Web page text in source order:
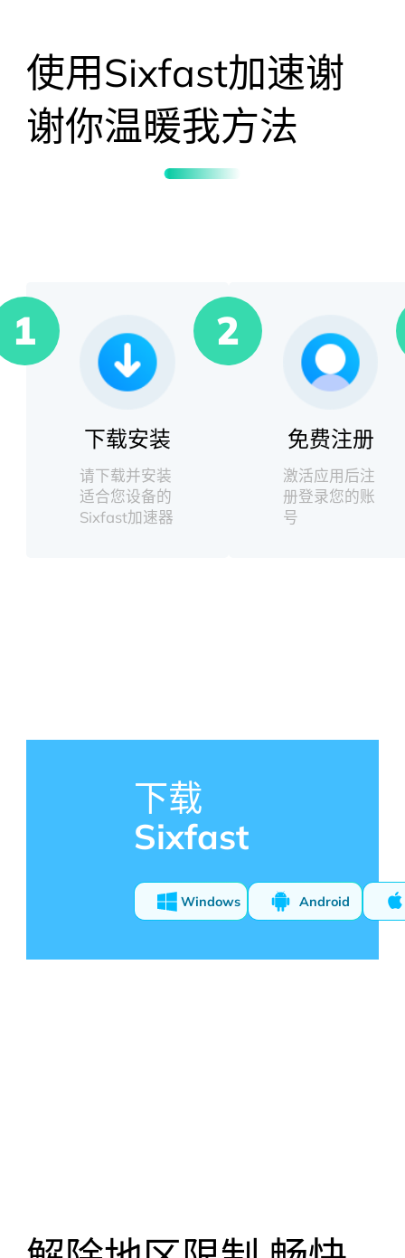
使用Sixfast加速谢
谢你温暖我方法
1
下载安装
请下载并安装
适合您设备的
Sixfast加速器
2
免费注册
激活应用后注
册登录您的账
号
下载
Sixfast
Windows Android